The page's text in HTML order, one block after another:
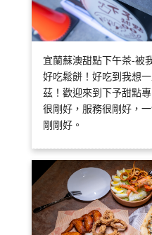
宜蘭蘇澳甜點下午茶-被
好吃鬆餅！好吃到我想
茲！歡迎來到下予甜點
很剛好，服務很剛好，
剛剛好。